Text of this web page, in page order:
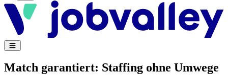
Match garantiert: Staffing ohne Umwege